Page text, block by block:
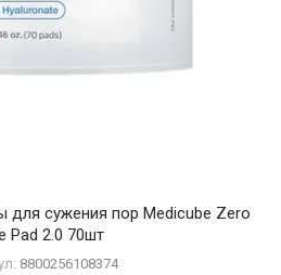
сужения пор Medicube Zero
Pad 2.0 70шт
8800256108374